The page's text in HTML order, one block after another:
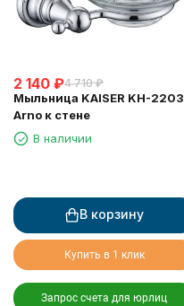
2 140 ₽4 710 ₽
Мыльница KAISER KH-2203
Arno к стене
В наличии
В корзину
Купить в 1 клик
Запрос счета для юрлиц